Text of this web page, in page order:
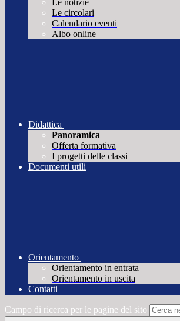
Le notizie
Le circolari
Calendario eventi
Albo online
Didattica
Panoramica
Offerta formativa
I progetti delle classi
Documenti utili
Orientamento
Orientamento in entrata
Orientamento in uscita
Contatti
Campo di ricerca per le pagine del sito